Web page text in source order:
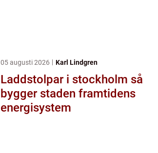
05 augusti 2026 Karl Lindgren
Laddstolpar i stockholm så
bygger staden framtidens
energisystem